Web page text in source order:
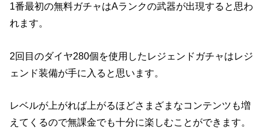
1番最初の無料ガチャはAランクの武器が出現すると思わ
れます。
2回目のダイヤ280個を使用したレジェンドガチャはレジ
ェンド装備が手に入ると思います。
レベルが上がれば上がるほどさまざまなコンテンツも増
えてくるので無課金でも十分に楽しむことができます。